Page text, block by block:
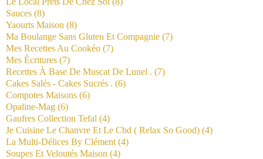
Sauces (8)
Yaourts Maison (8)
Ma Boulange Sans Gluten Et Compagnie (7)
Mes Recettes Au Cookéo (7)
Mes Écritures (7)
Recettes À Base De Muscat De Lunel . (7)
Cakes Salés - Cakes Sucrés . (6)
Compotes Maisons (6)
Opaline-Mag (6)
Gaufres Collection Tefal (4)
Je Cuisine Le Chanvre Et Le Cbd ( Relax So Good) (4)
La Multi-Délices By Clément (4)
Soupes Et Veloutés Maison (4)